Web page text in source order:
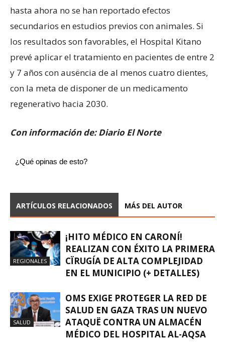
hasta ahora no se han reportado efectos
secundarios en estudios previos con animales. Si
los resultados son favorables, el Hospital Kitano
prevé aplicar el tratamiento en pacientes de entre 2
y 7 años con ausëncia de al menos cuatro dientes,
con la meta de disponer de un medicamento
regenerativo hacia 2030.
Con información de: Diario El Norte
¿Qué opinas de esto?
ARTÍCULOS RELACIONADOS MÁS DEL AUTOR
REGIONALES
¡HITO MÉDICO EN CARONÍ!
REALIZAN CON ÉXITO LA PRIMERA
CÏRUGÍA DE ALTA COMPLEJIDAD
EN EL MUNICIPIO (+ DETALLES)
SALUD
OMS EXIGE PROTEGER LA RED DE
SALUD EN GAZA TRAS UN NUEVO
ATAQUË CONTRA UN ALMACÉN
MÉDICO DEL HOSPITAL AL-AQSA